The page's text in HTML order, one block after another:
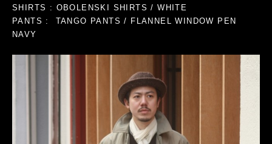
SHIRTS : OBOLENSKI SHIRTS / WHITE
PANTS : TANGO PANTS / FLANNEL WINDOW PEN
NAVY